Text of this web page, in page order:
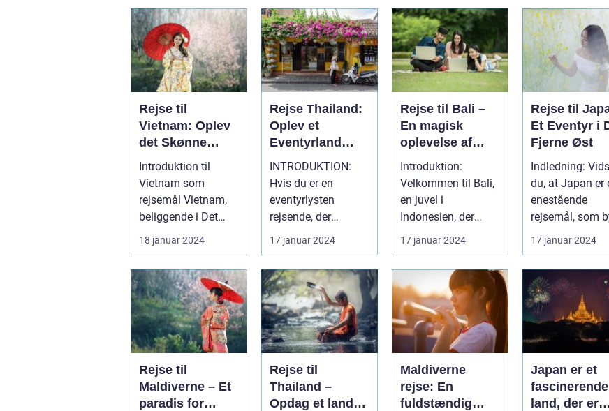
Rejse til
Vietnam: Oplev
det Skønne
Land i Det
Fjerne Østen
Introduktion til
Vietnam som
rejsemål Vietnam,
beliggende i Det
Fjerne Østen, er et
land med en rig...
18 januar 2024
Rejse Thailand:
Oplev et
Eventyrland
fyldt med
Historie og
Skønhed
INTRODUKTION:
Hvis du er en
eventyrlysten
rejsende, der
drømmer om at
opleve smukke
strande, rig ku...
17 januar 2024
Rejse til Bali –
En magisk
oplevelse af
kultur, natur og
eventyr
Introduktion:
Velkommen til Bali,
en juvel i
Indonesien, der
byder på en unik
rejseoplevelse fyldt
m...
17 januar 2024
Rejse til
Et Eventyr i
Fjerne Øst
Indledning:
du, at Japan er
enestående
rejsemål, som
på en
blanding af t...
17 januar 2024
Rejse til
Maldiverne – Et
paradis for
Rejse til
Thailand –
Opdag et land
Maldiverne
rejse: En
fuldstændig
Japan er et
fascinerende
land, der er